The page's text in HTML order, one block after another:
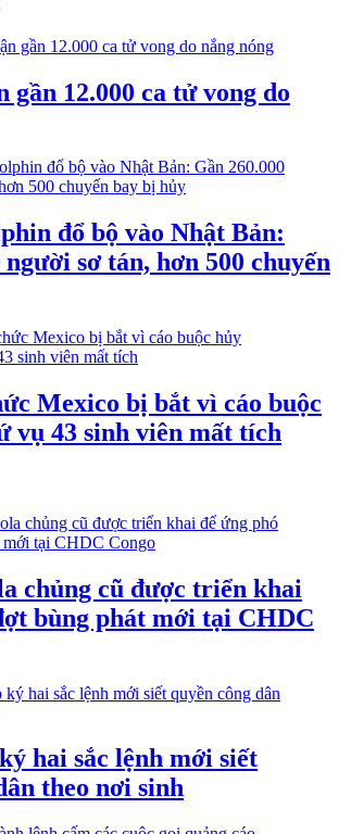
gần 12.000 ca tử vong do
đổ bộ vào Nhật Bản:
người sơ tán, hơn 500 chuyến
Mexico bị bắt vì cáo buộc
vụ 43 sinh viên mất tích
chủng cũ được triển khai
bùng phát mới tại CHDC
hai sắc lệnh mới siết
theo nơi sinh